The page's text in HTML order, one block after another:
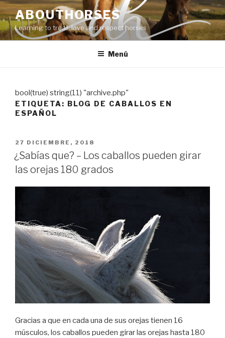
Saltar
al
contenido
ABOUTHORSES
Learning to treat, love and respect horses
Menú
bool(true) string(11) "archive.php"
ETIQUETA: BLOG DE CABALLOS EN
ESPAÑOL
PUBLICADO
EL
27 DICIEMBRE, 2018
¿Sabías que? – Los caballos pueden girar
las orejas 180 grados
Gracias a que en cada una de sus orejas tienen 16
músculos, los caballos pueden girar las orejas hasta 180